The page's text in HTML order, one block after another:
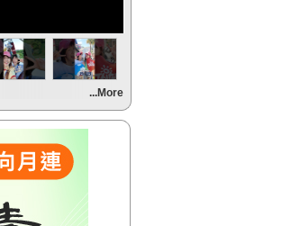
(南部)
點播特區-小米
【HitFm正在進行】
(宜蘭)
AIR
...More